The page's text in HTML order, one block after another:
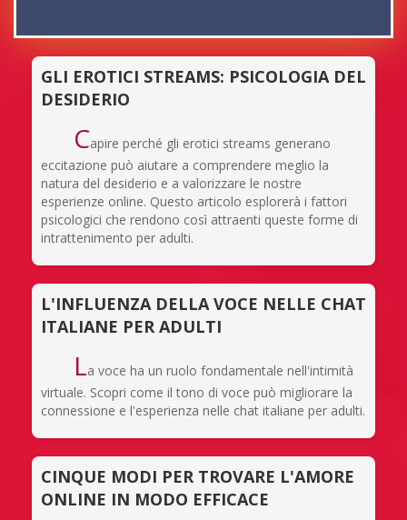
GLI EROTICI STREAMS: PSICOLOGIA DEL
DESIDERIO
Capire perché gli erotici streams generano
eccitazione può aiutare a comprendere meglio la
natura del desiderio e a valorizzare le nostre
esperienze online. Questo articolo esplorerà i fattori
psicologici che rendono così attraenti queste forme di
intrattenimento per adulti.
L'INFLUENZA DELLA VOCE NELLE CHAT
ITALIANE PER ADULTI
La voce ha un ruolo fondamentale nell'intimità
virtuale. Scopri come il tono di voce può migliorare la
connessione e l'esperienza nelle chat italiane per adulti.
CINQUE MODI PER TROVARE L'AMORE
ONLINE IN MODO EFFICACE